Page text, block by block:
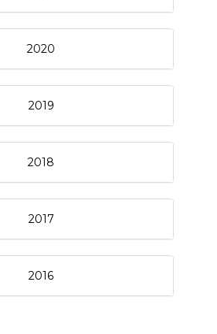
2020
2019
2018
2017
2016